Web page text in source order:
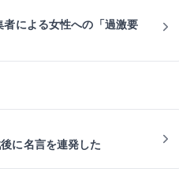
による女性への「過激要
に名言を連発した